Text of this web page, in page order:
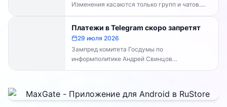
Изменения касаются только групп и чатов.
Каналы работают в прежнем режиме —
владельцам каналов делать...
Платежи в Telegram скоро запретят
29 июля 2026
Зампред комитета Госдумы по
информполитике Андрей Свинцов
рекомендовал россиянам временно